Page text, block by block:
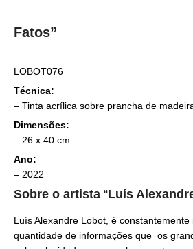
Fatos”
LOBOT076
Técnica:
– Tinta acrílica sobre prancha de
Dimensões:
– 26 x 40 cm
Ano:
– 2022
Sobre o artista “Luís
Luís Alexandre Lobot, é constantemente
quantidade de informações que os